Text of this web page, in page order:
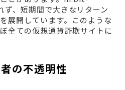
、短期間で大きなリターン
展開しています。このような
全ての仮想通貨詐欺サイトに
の不透明性